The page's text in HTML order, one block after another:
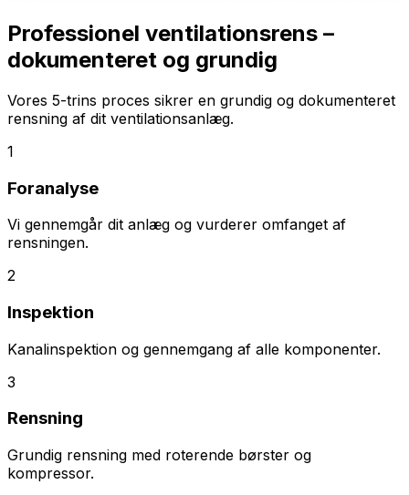
Professionel ventilationsrens –
dokumenteret og grundig
Vores 5-trins proces sikrer en grundig og dokumenteret
rensning af dit ventilationsanlæg.
1
Foranalyse
Vi gennemgår dit anlæg og vurderer omfanget af
rensningen.
2
Inspektion
Kanalinspektion og gennemgang af alle komponenter.
3
Rensning
Grundig rensning med roterende børster og
kompressor.